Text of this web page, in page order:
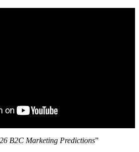
B2C Marketing Predictions”